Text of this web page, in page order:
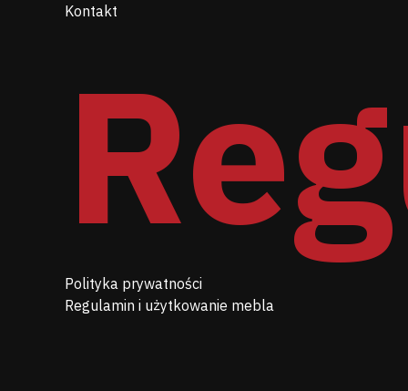
Kontakt
Polityka prywatności
Regulamin i użytkowanie mebla